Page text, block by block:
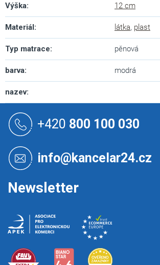
Výška: 12 cm
Materiál: látka, plast
Typ matrace: pěnová
barva: modrá
nazev:
+420 800 100 030
info@kancelar24.cz
Newsletter